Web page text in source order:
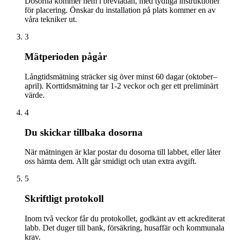
för placering. Önskar du installation på plats kommer en av
våra tekniker ut.
3
Mätperioden pågår
Långtidsmätning sträcker sig över minst 60 dagar (oktober–
april). Korttidsmätning tar 1-2 veckor och ger ett preliminärt
värde.
4
Du skickar tillbaka dosorna
När mätningen är klar postar du dosorna till labbet, eller låter
oss hämta dem. Allt går smidigt och utan extra avgift.
5
Skriftligt protokoll
Inom två veckor får du protokollet, godkänt av ett ackrediterat
labb. Det duger till bank, försäkring, husaffär och kommunala
krav.